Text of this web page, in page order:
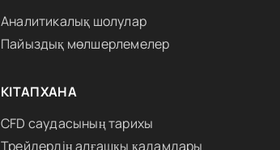
Аналитикалық шолулар
Пайыздық мөлшерлемелер
КІТАПХАНА
CFD саудасының тарихы
Трейдердің алғашқы қадамдары